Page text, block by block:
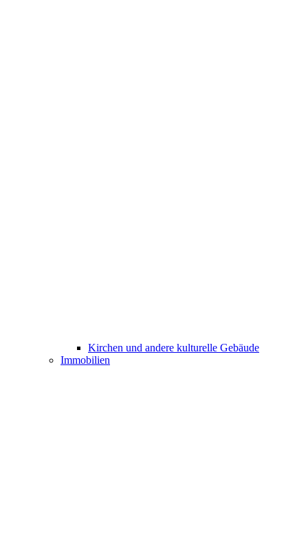
Kirchen und andere kulturelle Gebäude
Immobilien